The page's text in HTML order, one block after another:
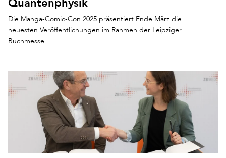
Die Manga-Comic-Con 2025 präsentiert Ende März die
neuesten Veröffentlichungen im Rahmen der Leipziger
Buchmesse.